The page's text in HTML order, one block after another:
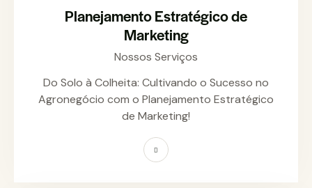
Planejamento Estratégico de
Marketing
Nossos Serviços
Do Solo à Colheita: Cultivando o Sucesso no
Agronegócio com o Planejamento Estratégico
de Marketing!